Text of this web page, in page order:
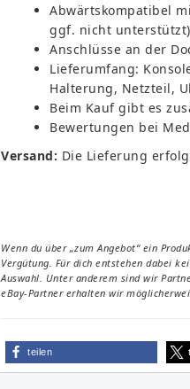
Abwärtskompatibel
ggf. nicht unterstützt)
Anschlüsse an der
Lieferumfang:
Halterung, Netzteil,
Beim Kauf gibt es
Bewertungen bei
Versand: Die Lieferung
Wenn du über „zum Angebot“ ein
Vergütung. Für dich entstehen dabei
Auswahl. Unter anderem sind wir
eBay-Partner erhalten wir
teilen